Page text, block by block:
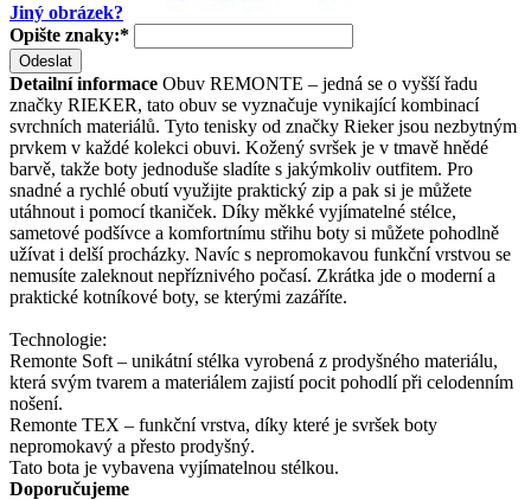
Jiný obrázek?
Opište znaky:*
Odeslat
Detailní informace Obuv REMONTE – jedná se o vyšší řadu
značky RIEKER, tato obuv se vyznačuje vynikající kombinací
svrchních materiálů. Tyto tenisky od značky Rieker jsou nezbytným
prvkem v každé kolekci obuvi. Kožený svršek je v tmavě hnědé
barvě, takže boty jednoduše sladíte s jakýmkoliv outfitem. Pro
snadné a rychlé obutí využijte praktický zip a pak si je můžete
utáhnout i pomocí tkaniček. Díky měkké vyjímatelné stélce,
sametové podšívce a komfortnímu střihu boty si můžete pohodlně
užívat i delší procházky. Navíc s nepromokavou funkční vrstvou se
nemusíte zaleknout nepříznivého počasí. Zkrátka jde o moderní a
praktické kotníkové boty, se kterými zazáříte.
Technologie:
Remonte Soft – unikátní stélka vyrobená z prodyšného materiálu,
která svým tvarem a materiálem zajistí pocit pohodlí při celodenním
nošení.
Remonte TEX – funkční vrstva, díky které je svršek boty
nepromokavý a přesto prodyšný.
Tato bota je vybavena vyjímatelnou stélkou.
Doporučujeme